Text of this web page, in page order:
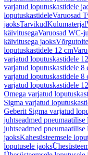
varjatud loputuskastidele
loputuskastideleVaruosad
jaoksTarvikudKulumaterjal
käivitusegaVaruosad WC-
käivitusega jaoks
loputuskastidele 12 cm
varjatud loputuskastidele
varjatud loputuskastidele 8
varjatud loputuskastidele 8
varjatud loputuskastidele
Omega varjatud
Sigma varjatud
Geberit Sigma varjatud
juhtseadmed
juhtseadmed
jaoksKahesüsteemsele
loputusele jaoks